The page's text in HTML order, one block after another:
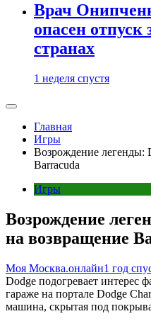
Врач
опасен
странах
1 неделя спустя
Главная
Игры
Возрождение легенды:
Barracuda
Игры
Возрождение
на возвращение
Моя Москва.онлайн1 год
Dodge подогревает интерес
гараже на портале Dodge
машина, скрытая под